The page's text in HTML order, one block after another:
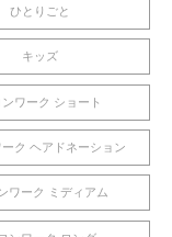
ひとりごと
キッズ
ンワーク ショート
ク ヘアドネーション
ワーク ミディアム